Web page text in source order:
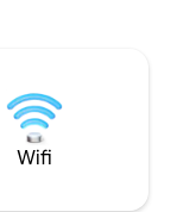
ulkoillallisille. Valoisat ja kalustetut
huoneet, joissa
liukuvat ikkunat,
viihtyisät
Wifi